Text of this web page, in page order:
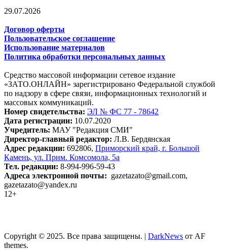
29.07.2026
Договор оферты
Пользовательское соглашение
Использование материалов
Политика обработки персональных данных
Средство массовой информации сетевое издание
«ЗАТО.ОНЛАЙН» зарегистрировано Федеральной службой
по надзору в сфере связи, информационных технологий и
массовых коммуникаций.
Номер свидетельства: ЭЛ № ФС 77 - 78642
Дата регистрации: 10.07.2020
Учредитель: МАУ "Редакция СМИ"
Директор-главный редактор: Л.В. Бердянская
Адрес редакции: 692806, Приморский край, г. Большой
Камень, ул. Прим. Комсомола, 5а
Тел. редакции: 8-994-996-59-43
Адреса электронной почты: gazetazato@gmail.com,
gazetazato@yandex.ru
12+
Copyright © 2025. Все права защищены. | DarkNews от AF
themes.